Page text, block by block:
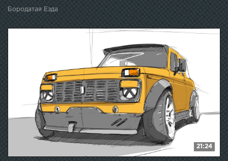
Бородатая Езда
21:24